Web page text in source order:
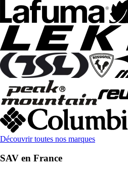
Découvrir toutes nos marques
SAV en France